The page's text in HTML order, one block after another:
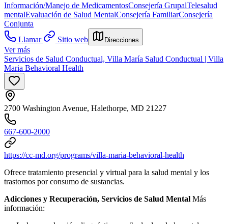
Información/Manejo de MedicamentosConsejería GrupalTelesalud
mentalEvaluación de Salud MentalConsejería FamiliarConsejería
Conjunta
Llamar
Sitio web Direcciones
Ver más
Servicios de Salud Conductual, Villa María Salud Conductual | Villa
Maria Behavioral Health
2700 Washington Avenue, Halethorpe, MD 21227
667-600-2000
https://cc-md.org/programs/villa-maria-behavioral-health
Ofrece tratamiento presencial y virtual para la salud mental y los
trastornos por consumo de sustancias.
Adicciones y Recuperación, Servicios de Salud Mental Más
información: